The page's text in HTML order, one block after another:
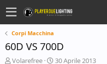
Corpi Macchina
60D VS 700D
C
Volarefree
D
30 Aprile 2013